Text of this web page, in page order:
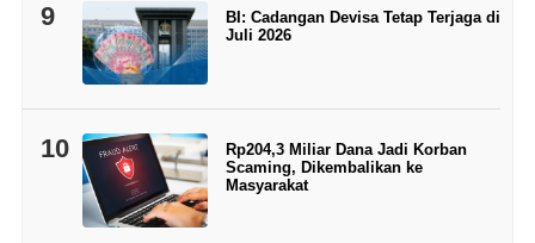
9
BI: Cadangan Devisa Tetap Terjaga di
Juli 2026
10
Rp204,3 Miliar Dana Jadi Korban
Scaming, Dikembalikan ke
Masyarakat